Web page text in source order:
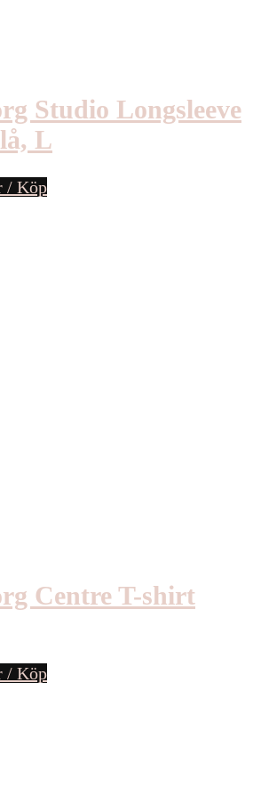
Studio Longsleeve
L
/ Köp
Centre T-shirt
/ Köp